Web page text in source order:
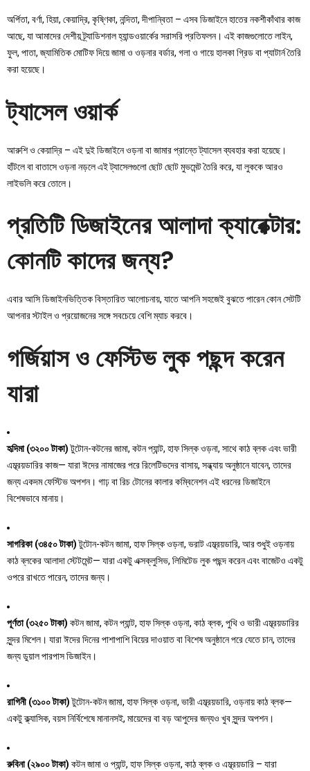
অর্পিতা, বর্ণা, হিয়া, কেয়াদ্রি, কৃষ্ণিকা, নন্দিতা, দীপান্বিতা – এসব ডিজাইনে হাতের নকশীকাঁথার কাজ
আছে, যা আমাদের দেশীয় ট্র্যাডিশনাল হ্যান্ডওয়ার্কের সরাসরি প্রতিফলন। এই কাজগুলোতে লাইন,
ফুল, পাতা, জ্যামিতিক মোটিফ দিয়ে জামা ও ওড়নার বর্ডার, গলা ও গায়ে হালকা গ্রিড বা প্যাটার্ন তৈরি
করা হয়েছে।
ট্যাসেল ওয়ার্ক
আরুশি ও কেয়াদ্রি – এই দুই ডিজাইনে ওড়না বা জামার প্রান্তে ট্যাসেল ব্যবহার করা হয়েছে।
হাঁটলে বা বাতাসে ওড়না নড়লে এই ট্যাসেলগুলো ছোট ছোট মুভমেন্ট তৈরি করে, যা লুককে আরও
লাইভলি করে তোলে।
প্রতিটি ডিজাইনের আলাদা ক্যারেক্টার:
কোনটি কাদের জন্য?
এবার আসি ডিজাইনভিত্তিক বিস্তারিত আলোচনায়, যাতে আপনি সহজেই বুঝতে পারেন কোন সেটটি
আপনার স্টাইল ও প্রয়োজনের সঙ্গে সবচেয়ে বেশি ম্যাচ করবে।
গর্জিয়াস ও ফেস্টিভ লুক পছন্দ করেন
যারা
হৃদিমা (৩২০০ টাকা)টুটোন-কটনের জামা, কটন প্যান্ট, হাফ সিল্ক ওড়না, সাথে কাঠ ব্লক এবং ভারী
এম্ব্রয়ডারির কাজ— যারা ঈদের নামাজের পরে রিলেটিভদের বাসায়, সন্ধ্যায় অনুষ্ঠানে যাবেন, তাদের
জন্য একদম ফেস্টিভ অপশন। গাঢ় বা রিচ টোনের কালার কম্বিনেশন এই ধরনের ডিজাইনে
বিশেষভাবে মানায়।
সাগরিকা (৩৪৫০ টাকা)টুটোন-কটন জামা, হাফ সিল্ক ওড়না, ভরাট এম্ব্রয়ডারি, আর শুধুই ওড়নায়
কাঠ ব্লকের আলাদা স্টেটমেন্ট— যারা একটু এক্সক্লুসিভ, লিমিটেড লুক পছন্দ করেন এবং বাজেটও একটু
ওপরে রাখতে পারেন, তাদের জন্য।
পূর্ণতা (৩২৫০ টাকা) কটন জামা, কটন প্যান্ট, হাফ সিল্ক ওড়না, কাঠ ব্লক, পুথি ও ভারী এম্ব্রয়ডারির
সুন্দর মিশেল। যারা ঈদের দিনের পাশাপাশি বিয়ের দাওয়াত বা বিশেষ অনুষ্ঠানে পরে যেতে চান, তাদের
জন্য ডুয়াল পারপাস ডিজাইন।
রাগিনী (৩১০০ টাকা)টুটোন-কটন জামা, হাফ সিল্ক ওড়না, ভারী এম্ব্রয়ডারি, ওড়নায় কাঠ ব্লক—
একটু ক্ল্যাসিক, বয়স নির্বিশেষে মানানসই, মায়েদের বা বড় আপুদের জন্যও খুব সুন্দর অপশন।
রুবিনা (২৯০০ টাকা) কটন জামা ও প্যান্ট, হাফ সিল্ক ওড়না, কাঠ ব্লক ও এম্ব্রয়ডারি – যারা